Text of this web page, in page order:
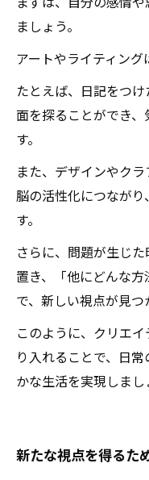
ましょう。
アートやライティング
たとえば、日記をつ
面を探ることができ
す。
また、デザインやク
脳の活性化につなが
す。
さらに、問題が生じ
置き、「他にどんな
で、新しい視点が見つ
このように、クリエ
り入れることで、日
かな生活を実現しまし
新たな視点を得るた